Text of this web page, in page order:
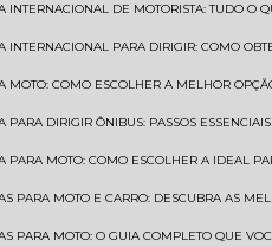
INTERNACIONAL DE MOTORISTA: TUDO O
INTERNACIONAL PARA DIRIGIR: COMO
MOTO: COMO ESCOLHER A MELHOR
PARA DIRIGIR ÔNIBUS: PASSOS ESSENCIAIS
PARA MOTO: COMO ESCOLHER A IDEAL
PARA MOTO E CARRO: DESCUBRA AS
PARA MOTO: O GUIA COMPLETO QUE